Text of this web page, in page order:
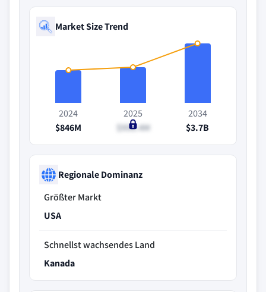
Market Size Trend
2024
$846M
2025
$956.4M
2034
$3.7B
Regionale Dominanz
Größter Markt
USA
Schnellst wachsendes Land
Kanada